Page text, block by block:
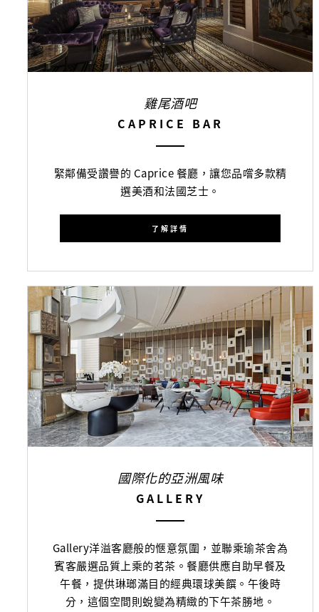
雞尾酒吧
CAPRICE BAR
緊鄰備受讚譽的 Caprice 餐廳，讓您品嚐多款精
選美酒和法國芝士。
了解詳情
國際化的亞洲風味
GALLERY
Gallery洋溢客廳般的愜意氛圍，並聯乘瑜茶舍為
賓客嚴選品質上乘的茗茶。餐廳供應自助早餐及
午餐，提供琳瑯滿目的經典環球美饌。午後時
分，這個空間則蛻變為精緻的下午茶勝地。